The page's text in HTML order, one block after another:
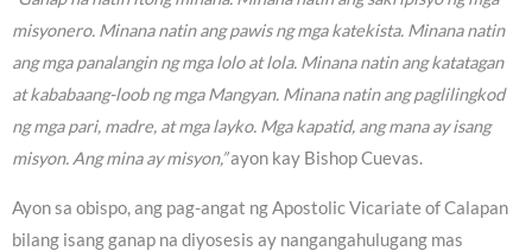
misyonero. Minana natin ang pawis ng mga katekista. Minana natin
ang mga panalangin ng mga lolo at lola. Minana natin ang katatagan
at kababaang-loob ng mga Mangyan. Minana natin ang paglilingkod
ng mga pari, madre, at mga layko. Mga kapatid, ang mana ay isang
misyon. Ang mina ay misyon,”ayon kay Bishop Cuevas.
Ayon sa obispo, ang pag-angat ng Apostolic Vicariate of Calapan
bilang isang ganap na diyosesis ay nangangahulugang mas